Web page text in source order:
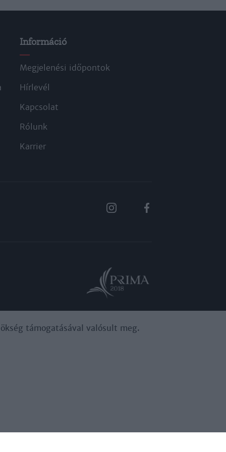
Információ
Megjelenési időpontok
Hírlevél
Kapcsolat
Rólunk
Karrier
támogatásával valósult meg.